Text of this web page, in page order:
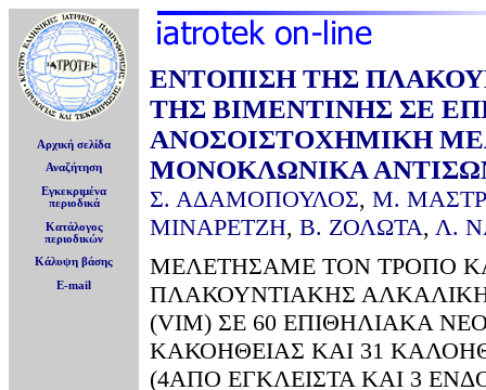
Αρχική σελίδα
Αναζήτηση
Εγκεκριμένα
περιοδικά
Κατάλογος
περιοδικών
Κάλυψη βάσης
E-mail
ΕΝΤΟΠΙΣΗ ΤΗΣ
ΤΗΣ ΒΙΜΕΝΤΙΝΗΣ ΣΕ
ΑΝΟΣΟΙΣΤΟΧΗΜΙΚΗ
ΜΟΝΟΚΛΩΝΙΚΑ
Σ. ΑΔΑΜΟΠΟΥΛΟΣ, Μ.
ΜΙΝΑΡΕΤΖΗ, Β. ΖΟΛΩΤΑ, Λ.
ΜΕΛΕΤΗΣΑΜΕ ΤΟΝ ΤΡΟΠΟ
ΠΛΑΚΟΥΝΤΙΑΚΗΣ
(VIM) ΣΕ 60 ΕΠΙΘΗΛΙΑΚΑ
ΚΑΚΟΗΘΕΙΑΣ ΚΑΙ 31
(4ΑΠΟ ΕΓΚΛΕΙΣΤΑ ΚΑΙ 3